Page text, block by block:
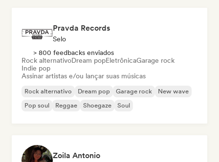
Pravda Records
Selo
> 800 feedbacks enviados
Rock alternativoDream popEletrônicaGarage rock
Indie pop
Assinar artistas e/ou lançar suas músicas
Rock alternativo Dream pop Garage rock
New wave
Pop soul
Reggae Shoegaze Soul
Zoila Antonio